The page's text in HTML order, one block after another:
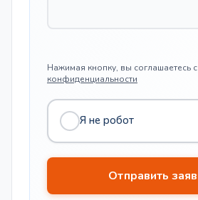
Нажимая кнопку, вы соглашаетесь с
конфиденциальности
Я не робот